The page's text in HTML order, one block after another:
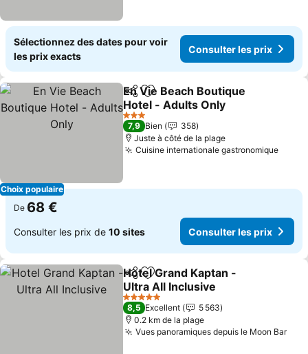
Sélectionnez des dates pour voir
les prix exacts
Consulter les prix
Choix populaire
PartagerAjouter à mes favoris
En Vie Beach Boutique
Hotel - Adults Only
Consulter les prix
3 Étoiles
7,9 Bien
358
Juste à côté de la plage
Cuisine internationale gastronomique
De 68 €
Consulter les prix de 10 sites Consulter les prix
PartagerAjouter à mes favoris
Hotel Grand Kaptan -
Ultra All Inclusive
Consulter les prix
5 Étoiles
8,5 Excellent
5 563
0.2 km de la plage
Vues panoramiques depuis le Moon Bar